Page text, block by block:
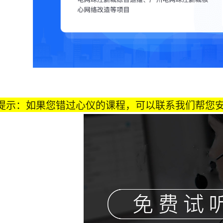
示：如果您错过心仪的课程，可以联系我们帮您